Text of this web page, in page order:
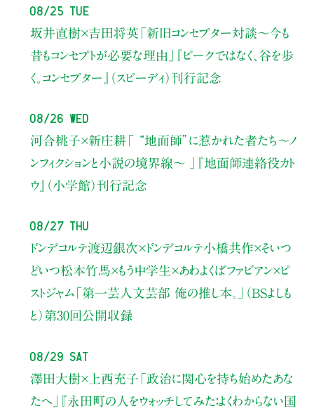
08/25 Tue
坂井直樹×吉田将英「新旧コンセプター対談～今も
昔もコンセプトが必要な理由」
『ピークではなく、谷を歩
く。コンセプター』（スピーディ）刊行記念
08/26 Wed
河合桃子×新庄耕「 “地面師”に惹かれた者たち〜ノ
ンフィクションと小説の境界線〜 」
『地面師連絡役カト
ウ』（小学館）刊行記念
08/27 Thu
ドンデコルテ渡辺銀次×ドンデコルテ小橋共作×そいつ
どいつ松本竹馬×もう中学生×あわよくばファビアン×ピ
ストジャム「第一芸人文芸部 俺の推し本。」（BSよしも
と） 第30回公開収録
08/29 Sat
澤田大樹×上西充子 「政治に関心を持ち始めたあな
たへ」
『永田町の人をウォッチしてみた：よくわからない国